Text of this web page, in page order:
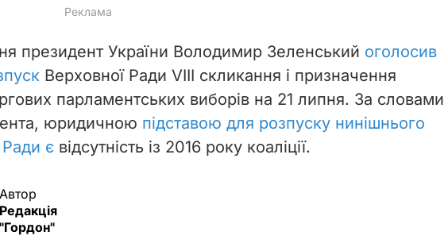
президент України Володимир Зеленський оголосив
Верховної Ради VIII скликання і призначення
парламентських виборів на 21 липня. За словами
юридичною підставою для розпуску нинішнього
є відсутність із 2016 року коаліції.
Автор
Редакція
"Гордон"